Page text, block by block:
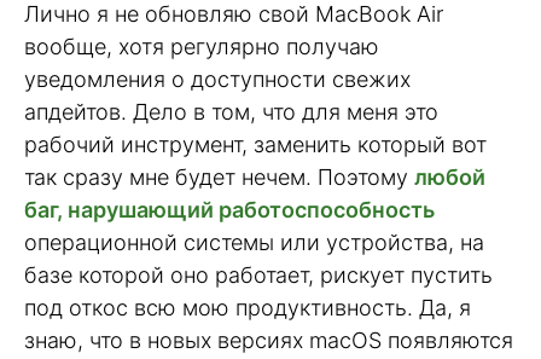
Лично я не обновляю свой MacBook Air
вообще, хотя регулярно получаю
уведомления о доступности свежих
апдейтов. Дело в том, что для меня это
рабочий инструмент, заменить который вот
так сразу мне будет нечем. Поэтому любой
баг, нарушающий работоспособность
операционной системы или устройства, на
базе которой оно работает, рискует пустить
под откос всю мою продуктивность. Да, я
знаю, что в новых версиях macOS появляются